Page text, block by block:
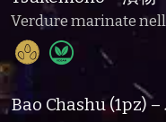
Verdure marinate
Bao Chashu (1pz) –